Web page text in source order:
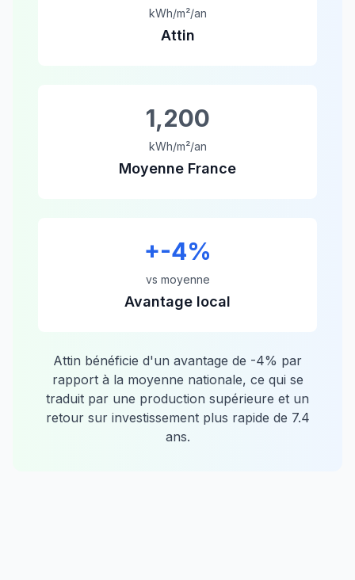
kWh/m²/an
Attin
1,200
kWh/m²/an
Moyenne France
+-4%
vs moyenne
Avantage local
Attin bénéficie d'un avantage de -4% par
rapport à la moyenne nationale, ce qui se
traduit par une production supérieure et un
retour sur investissement plus rapide de 7.4
ans.